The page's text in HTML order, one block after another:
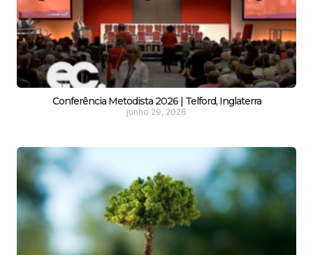
Conferência Metodista 2026 | Telford, Inglaterra
junho 29, 2026